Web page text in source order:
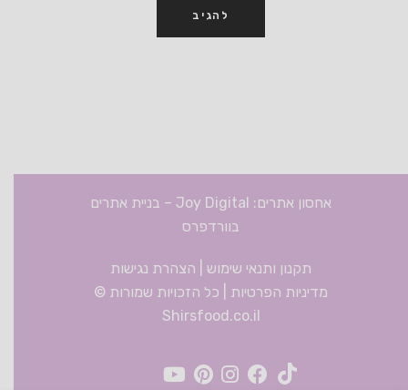
אחסון אתרים: Joy Digital – בניית אתרים
בוורדפרס
תקנון ותנאי שימוש
הצהרת נגישות
מדיניות הפרטיות | כל הזכויות שמורות ©
Shirsfood.co.il